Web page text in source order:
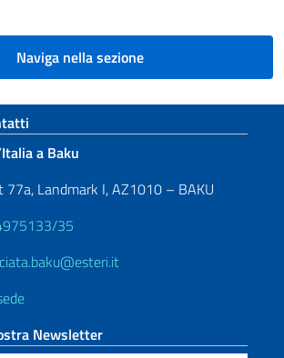
Naviga nella sezione
footer
a Baku
77a, Landmark I, AZ1010 – BAKU
35
Newsletter